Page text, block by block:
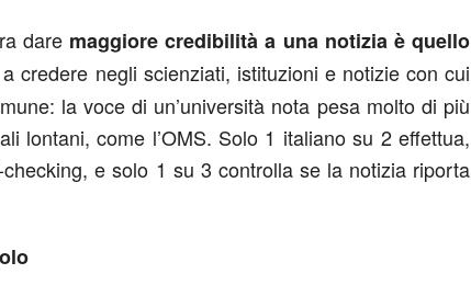
dare maggiore credibilità a una notizia è quello
credere negli scienziati, istituzioni e notizie con cui
la voce di un’università nota pesa molto di più
lontani, come l’OMS. Solo 1 italiano su 2 effettua,
e solo 1 su 3 controlla se la notizia riporta